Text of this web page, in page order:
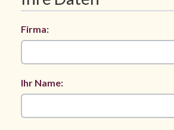
Firma:
Ihr Name: